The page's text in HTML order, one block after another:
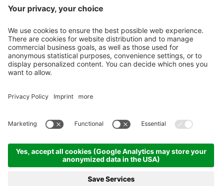
2026
Credits
Informativa privacy . Impostazioni dei Cookie
Sitemap
. produced by